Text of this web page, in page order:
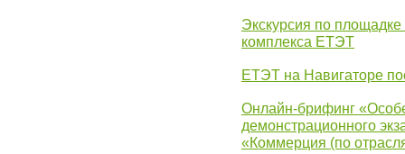
Экскурсия по
комплекса ЕТЭТ
ЕТЭТ на Навигаторе
Онлайн-брифинг
демонстрационного
«Коммерция (по